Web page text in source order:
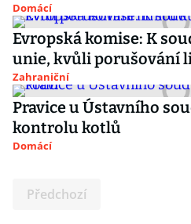
Domácí
Evropská komise: K
unie, kvůli porušování
Zahraniční
Pravice u Ústavního
kontrolu kotlů
Domácí
Předchozí